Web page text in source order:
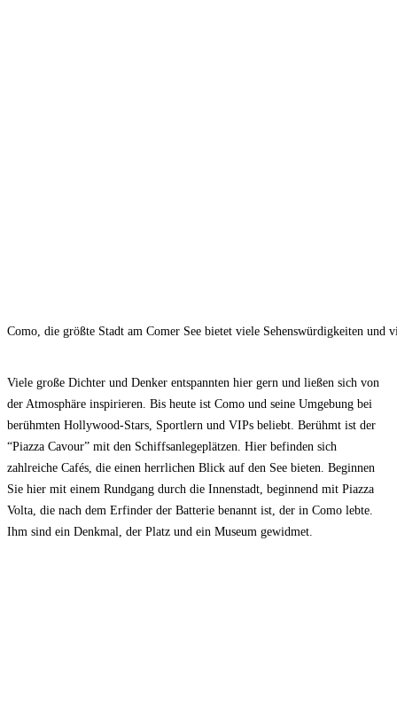
Como, die größte Stadt am Comer See bietet viele Sehenswürdigkeiten und
Viele große Dichter und Denker entspannten hier gern und ließen sich von
der Atmosphäre inspirieren. Bis heute ist Como und seine Umgebung bei
berühmten Hollywood-Stars, Sportlern und VIPs beliebt. Berühmt ist der
“Piazza Cavour” mit den Schiffsanlegeplätzen. Hier befinden sich
zahlreiche Cafés, die einen herrlichen Blick auf den See bieten. Beginnen
Sie hier mit einem Rundgang durch die Innenstadt, beginnend mit Piazza
Volta, die nach dem Erfinder der Batterie benannt ist, der in Como lebte.
Ihm sind ein Denkmal, der Platz und ein Museum gewidmet.